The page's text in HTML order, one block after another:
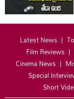
Latest News
Film Reviews
Cinema News
Special
Short